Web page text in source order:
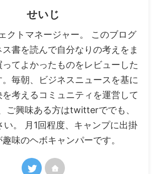
せいじ
クトマネージャー。 このブログ
書を読んで自分なりの考えをま
ってよかったものをレビューした
。毎朝、ビジネスニュースを基に
を考えるコミュニティを運営して
ご興味ある方はtwitterででも、
い。 月1回程度、キャンプに出掛
味のヘボキャンパーです。